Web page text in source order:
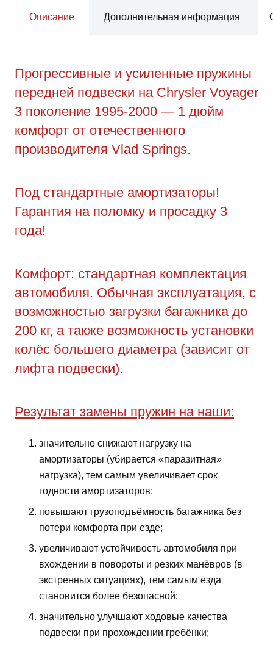
Описание Дополнительная информация
Прогрессивные и усиленные пружины
передней подвески на Chrysler Voyager
3 поколение 1995-2000 — 1 дюйм
комфорт от отечественного
производителя Vlad Springs.
Под стандартные амортизаторы!
Гарантия на поломку и просадку 3
года!
Комфорт: стандартная комплектация
автомобиля. Обычная эксплуатация, с
возможностью загрузки багажника до
200 кг, а также возможность установки
колёс большего диаметра (зависит от
лифта подвески).
Результат замены пружин на наши:
значительно снижают нагрузку на
амортизаторы (убирается «паразитная»
нагрузка), тем самым увеличивает срок
годности амортизаторов;
повышают грузоподъёмность багажника без
потери комфорта при езде;
увеличивают устойчивость автомобиля при
вхождении в повороты и резких манёвров (в
экстренных ситуациях), тем самым езда
становится более безопасной;
значительно улучшают ходовые качества
подвески при прохождении гребёнки;